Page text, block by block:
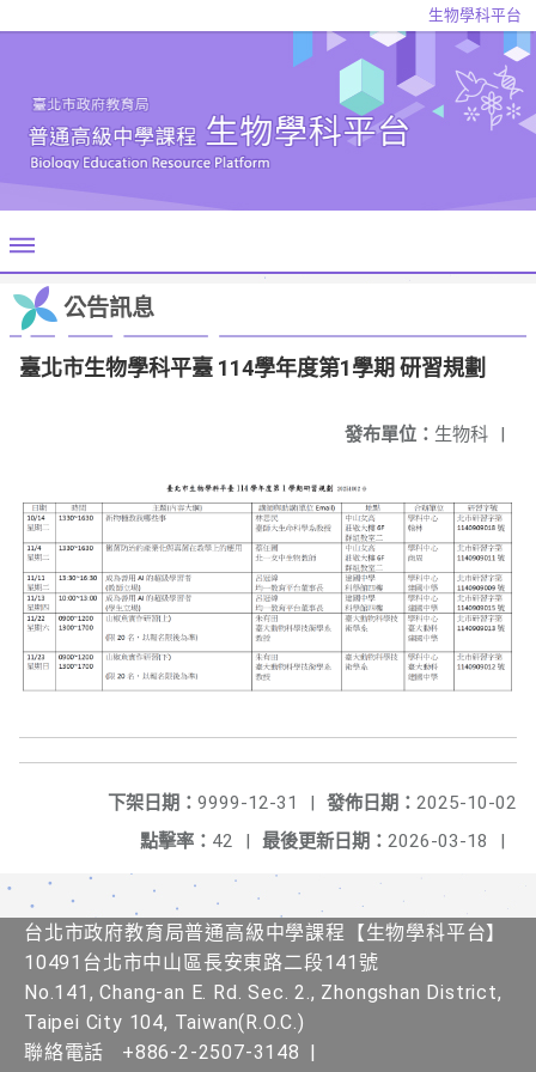
生物學科平台
公告訊息
臺北市生物學科平臺 114學年度第1學期 研習規劃
發布單位： 生物科 |
發佈日期： 2025-10-02
下架日期： 9999-12-31
|
最後更新日期： 2026-03-18 |
點擊率： 42 |
台北市政府教育局普通高級中學課程​【生物學科平台】
10491台北市中山區長安東路二段141號
No.141, Chang-an E. Rd. Sec. 2., Zhongshan District,
Taipei City 104, Taiwan(R.O.C.)
聯絡電話
+886-2-2507-3148 |